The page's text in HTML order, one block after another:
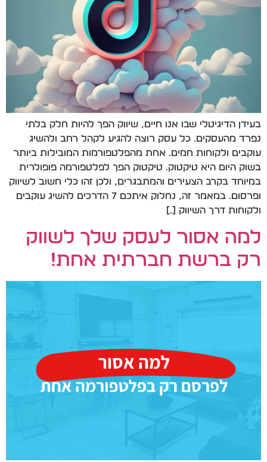
בעידן הדיגיטלי שבו אנו חיים, שיווק הפך להיות חלק בלתי
נפרד מהעסקים. כל עסק רוצה להגיע לקהל רחב ולהשיג
עוקבים ולקוחות חמים. אחת מהפלטפורמות המובילות ביותר
בשוק היום היא טיקטוק. טיקטוק הפך לפלטפורמה פופולרית
במיוחד בקרב הצעירים והמתבגרים, ולכן זהו כלי חשוב לשיווק
ופרסום. במאמר זה, נחלוק איתכם 7 הדרכים להשיג עוקבים
ולקוחות דרך השיווק […]
למה אסור לעסק שלך לשווק
רק ברשת חברתית אחת!